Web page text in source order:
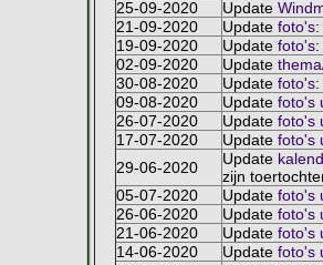
25-09-2020
Update
21-09-2020
Update foto's:
19-09-2020
Update foto's:
02-09-2020
Update
30-08-2020
Update foto's:
09-08-2020
Update foto's
26-07-2020
Update foto's
17-07-2020
Update foto's
29-06-2020
Update
zijn
05-07-2020
Update foto's
26-06-2020
Update foto's
21-06-2020
Update foto's
14-06-2020
Update foto's